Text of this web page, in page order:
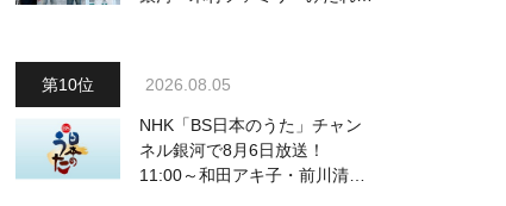
2026.08.05
NHK「BS日本のうた」チャン
ネル銀河で8月6日放送！
11:00～和田アキ子・前川清